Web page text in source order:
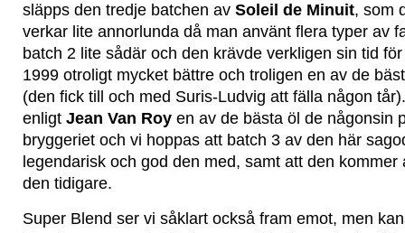
släpps den tredje batchen av Soleil de Minuit, som
verkar lite annorlunda då man använt flera typer av
batch 2 lite sådär och den krävde verkligen sin tid
1999 otroligt mycket bättre och troligen en av de
(den fick till och med Suris-Ludvig att fälla någon
enligt Jean Van Roy en av de bästa öl de någonsin
bryggeriet och vi hoppas att batch 3 av den här
legendarisk och god den med, samt att den kommer
den tidigare.
Super Blend ser vi såklart också fram emot, men